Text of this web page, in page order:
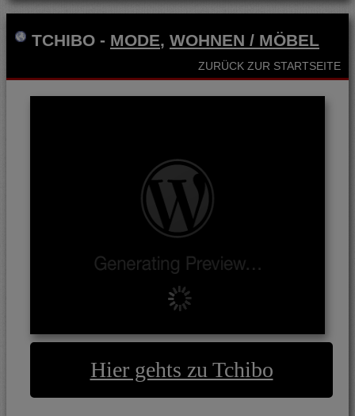
TCHIBO - MODE, WOHNEN / MÖBEL
ZURÜCK ZUR STARTSEITE
Hier gehts zu Tchibo